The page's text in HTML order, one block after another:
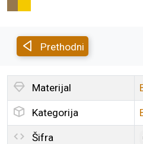
Prethodni
Materijal
Kategorija
Šifra